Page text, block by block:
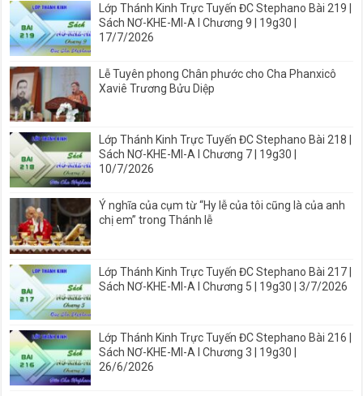
Lớp Thánh Kinh Trực Tuyến ĐC Stephano Bài 219 |
Sách NƠ-KHE-MI-A I Chương 9 | 19g30 |
17/7/2026
Lễ Tuyên phong Chân phước cho Cha Phanxicô
Xaviê Trương Bửu Diệp
Lớp Thánh Kinh Trực Tuyến ĐC Stephano Bài 218 |
Sách NƠ-KHE-MI-A I Chương 7 | 19g30 |
10/7/2026
Ý nghĩa của cụm từ “Hy lễ của tôi cũng là của anh
chị em” trong Thánh lễ
Lớp Thánh Kinh Trực Tuyến ĐC Stephano Bài 217 |
Sách NƠ-KHE-MI-A I Chương 5 | 19g30 | 3/7/2026
Lớp Thánh Kinh Trực Tuyến ĐC Stephano Bài 216 |
Sách NƠ-KHE-MI-A I Chương 3 | 19g30 |
26/6/2026